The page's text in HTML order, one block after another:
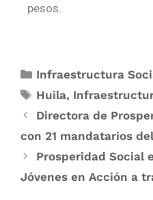
pesos.
Infraestructura
Huila,
Directora de
con 21 mandatarios
Prosperidad Social
Jóvenes en Acción a